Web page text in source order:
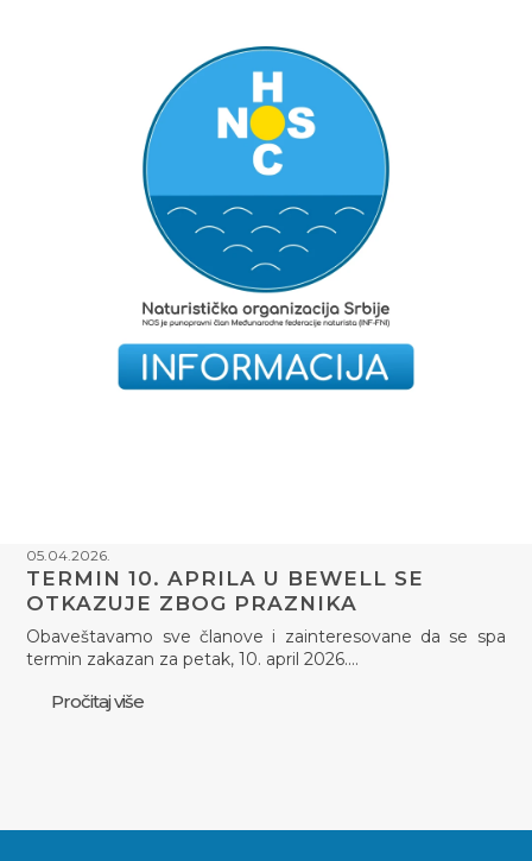
05.04.2026.
TERMIN 10. APRILA U BEWELL SE
OTKAZUJE ZBOG PRAZNIKA
Obaveštavamo sve članove i zainteresovane da se spa
termin zakazan za petak, 10. april 2026.…
Pročitaj više